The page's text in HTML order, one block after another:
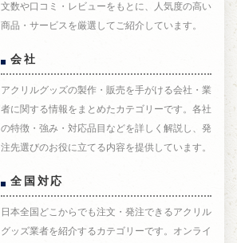
文数や口コミ・レビューをもとに、人気度の高い
商品・サービスを厳選してご紹介しています。
会社
アクリルグッズの製作・販売を手がける会社・業
者に関する情報をまとめたカテゴリーです。各社
の特徴・強み・対応品目などを詳しく解説し、発
注先選びのお役に立てる内容を提供しています。
全国対応
日本全国どこからでも注文・発注できるアクリル
グッズ業者を紹介するカテゴリーです。オンライ